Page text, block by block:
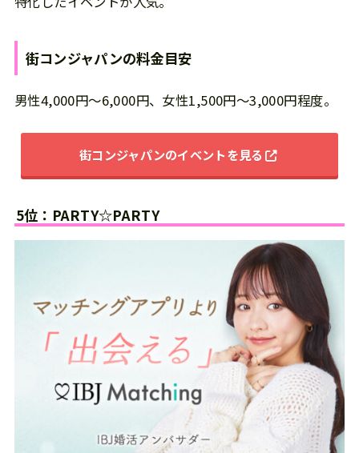
街コンジャパンの料金目安
男性4,000円～6,000円、女性1,500円～3,000円程度。
街コンジャパンのイベントを見る
5位：PARTY☆PARTY